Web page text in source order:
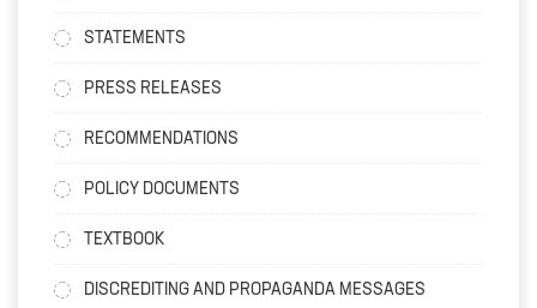
STATEMENTS
PRESS RELEASES
RECOMMENDATIONS
POLICY DOCUMENTS
TEXTBOOK
DISCREDITING AND PROPAGANDA MESSAGES